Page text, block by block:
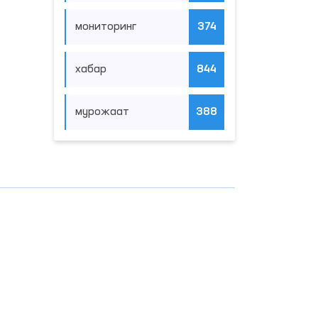
мониторинг 374
хабар 844
мурожаат 388